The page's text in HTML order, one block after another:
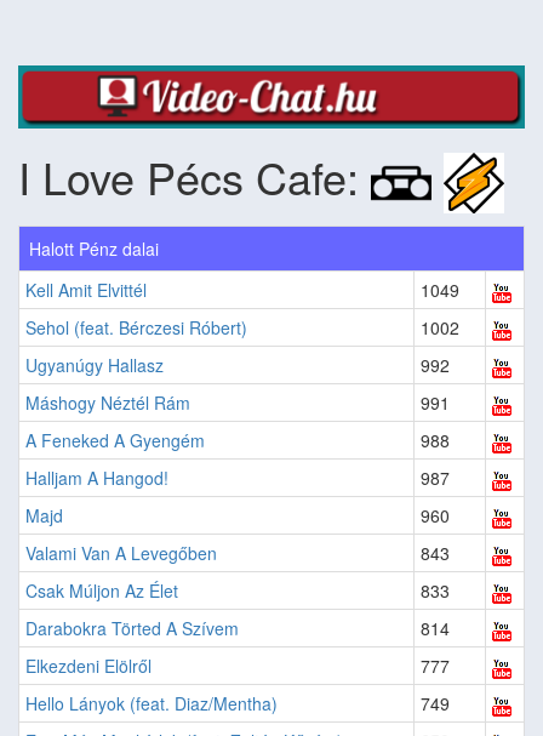
I Love Pécs Cafe:
Halott Pénz dalai
Kell Amit Elvittél
1049
Sehol (feat. Bérczesi Róbert)
1002
Ugyanúgy Hallasz
992
Máshogy Néztél Rám
991
A Feneked A Gyengém
988
Halljam A Hangod!
987
Majd
960
Valami Van A Levegőben
843
Csak Múljon Az Élet
833
Darabokra Törted A Szívem
814
Elkezdeni Elölről
777
Hello Lányok (feat. Diaz/Mentha)
749